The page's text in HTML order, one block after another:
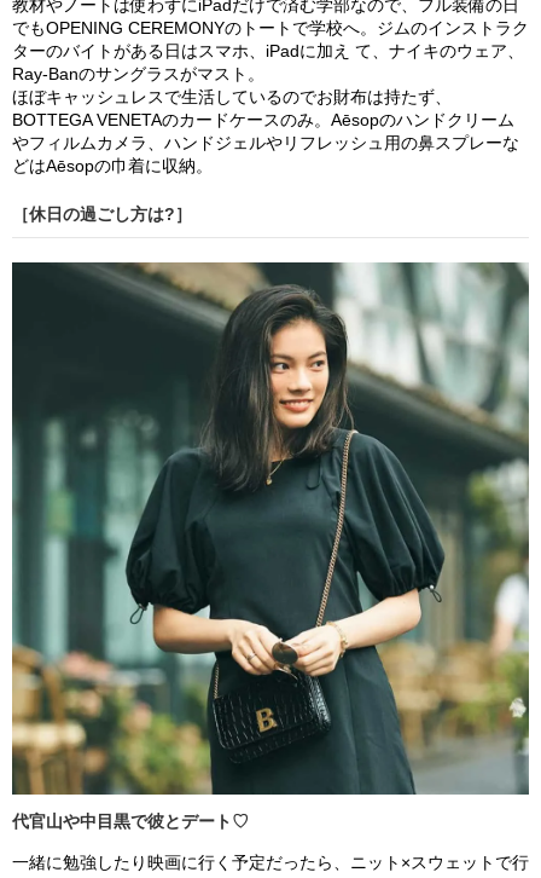
教材やノートは使わずにiPadだけで済む学部なので、フル装備の日
でもOPENING CEREMONYのトートで学校へ。ジムのインストラク
ターのバイトがある日はスマホ、iPadに加え て、ナイキのウェア、
Ray-Banのサングラスがマスト。
ほぼキャッシュレスで生活しているのでお財布は持たず、
BOTTEGA VENETAのカードケースのみ。Aēsopのハンドクリーム
やフィルムカメラ、ハンドジェルやリフレッシュ用の鼻スプレーな
どはAēsopの巾着に収納。
［休日の過ごし方は?］
代官山や中目黒で彼とデート♡
一緒に勉強したり映画に行く予定だったら、ニット×スウェットで行